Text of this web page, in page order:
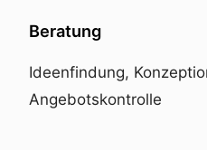
Beratung
Ideenfindung,
Angebotskontrolle